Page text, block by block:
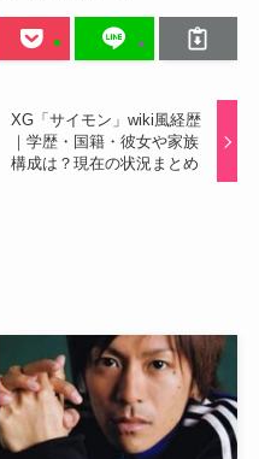
XG「サイモン」wiki風経歴
｜学歴・国籍・彼女や家族
構成は？現在の状況まとめ